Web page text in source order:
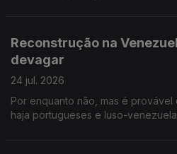
Reconstrução na
devagar
24 jul. 2026
Por enquanto não, mas é provável
haja portugueses e luso-